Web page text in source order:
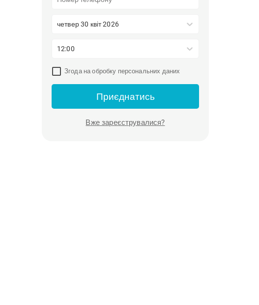
четвер 30 квіт 2026
12:00
Згода на обробку персональних даних
Приєднатись
Вже зареєструвалися?